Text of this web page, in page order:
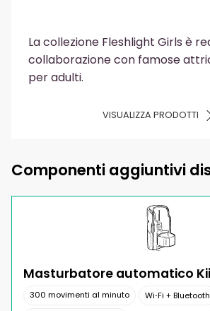
La collezione Fleshlight Girls è
collaborazione con famose
per adulti.
VISUALIZZA PRODOTTI
Componenti aggiuntivi
Masturbatore automatico
300 movimenti al minuto Wi‑Fi + Bluetooth